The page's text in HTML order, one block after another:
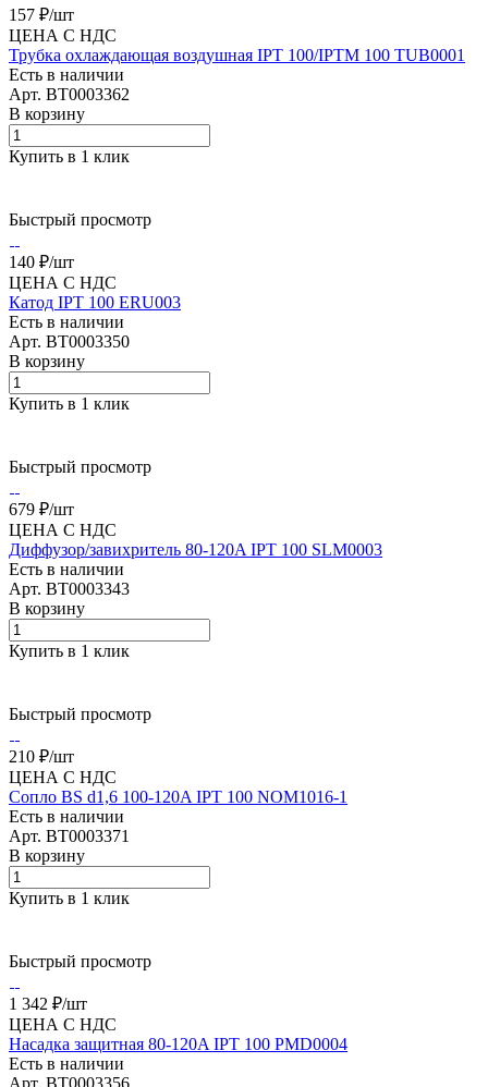
157 ₽/шт
ЦЕНА С НДС
Трубка охлаждающая воздушная IPT 100/IPTM 100 TUB0001
Есть в наличии
Арт. BT0003362
В корзину
Купить в 1 клик
Быстрый просмотр
140 ₽/шт
ЦЕНА С НДС
Катод IPT 100 ERU003
Есть в наличии
Арт. BT0003350
В корзину
Купить в 1 клик
Быстрый просмотр
679 ₽/шт
ЦЕНА С НДС
Диффузор/завихритель 80-120A IPT 100 SLM0003
Есть в наличии
Арт. BT0003343
В корзину
Купить в 1 клик
Быстрый просмотр
210 ₽/шт
ЦЕНА С НДС
Сопло BS d1,6 100-120A IPT 100 NOM1016-1
Есть в наличии
Арт. BT0003371
В корзину
Купить в 1 клик
Быстрый просмотр
1 342 ₽/шт
ЦЕНА С НДС
Насадка защитная 80-120A IPT 100 PMD0004
Есть в наличии